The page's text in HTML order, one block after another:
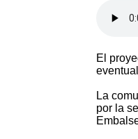
El
La
por la